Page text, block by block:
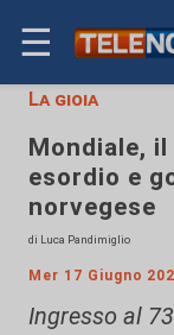
☰
La gioia
Mondiale, il
esordio e
norvegese
di Luca Pandimiglio
Mer 17 Giugno
Ingresso al